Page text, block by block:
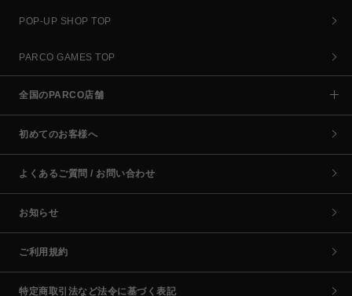
POP-UP SHOP TOP
PARCO GAMES TOP
全国のPARCO店舗
初めてのお客様へ
よくあるご質問 / お問い合わせ
お知らせ
ご利用規約
特定商取引法など法令に基づく表記